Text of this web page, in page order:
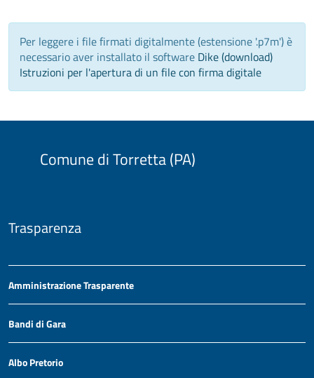
Per leggere i file firmati digitalmente (estensione '.p7m') è
necessario aver installato il software Dike (download)
Istruzioni per l'apertura di un file con firma digitale
Comune di Torretta (PA)
Trasparenza
Amministrazione Trasparente
Bandi di Gara
Albo Pretorio